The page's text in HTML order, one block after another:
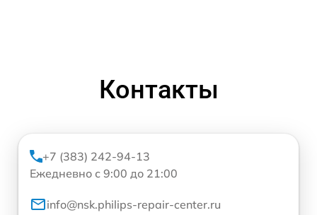
Контакты
+7 (383) 242-94-13
Ежедневно с 9:00 до 21:00
info@nsk.philips-repair-center.ru